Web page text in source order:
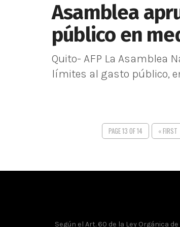
Asamblea
público en
Quito- AFP La Asamblea
límites al gasto público,
PAGE 13 OF 14 « FIRST
Según el Art. 60 de la Ley Orgánica